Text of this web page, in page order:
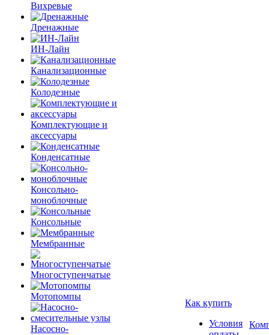
Вихревые
Дренажные
ИН-Лайн
Канализационные
Колодезные
Комплектующие и
аксессуары
Конденсатные
Консольно-
моноблочные
Консольные
Мембранные
Многоступенчатые
Мотопомпы
Насосно-
Как купить
Условия